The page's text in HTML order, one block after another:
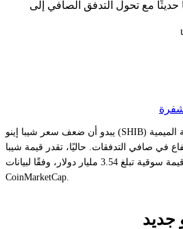
مع تحول التدفق الصافي إلى
يبدو أن ضعف سعر شيبا إينو (SHIB) الأخير يتلاشى مع عثور العملة الميمية
في صافي التدفقات. حاليًا، تقدر قيمة شيبا
إينو بـ 0.000006018 دولار، مع قيمة سوقية تبلغ 3.54 مليار دولار، وفقًا لبيانات
CoinMarketCap.
جديد